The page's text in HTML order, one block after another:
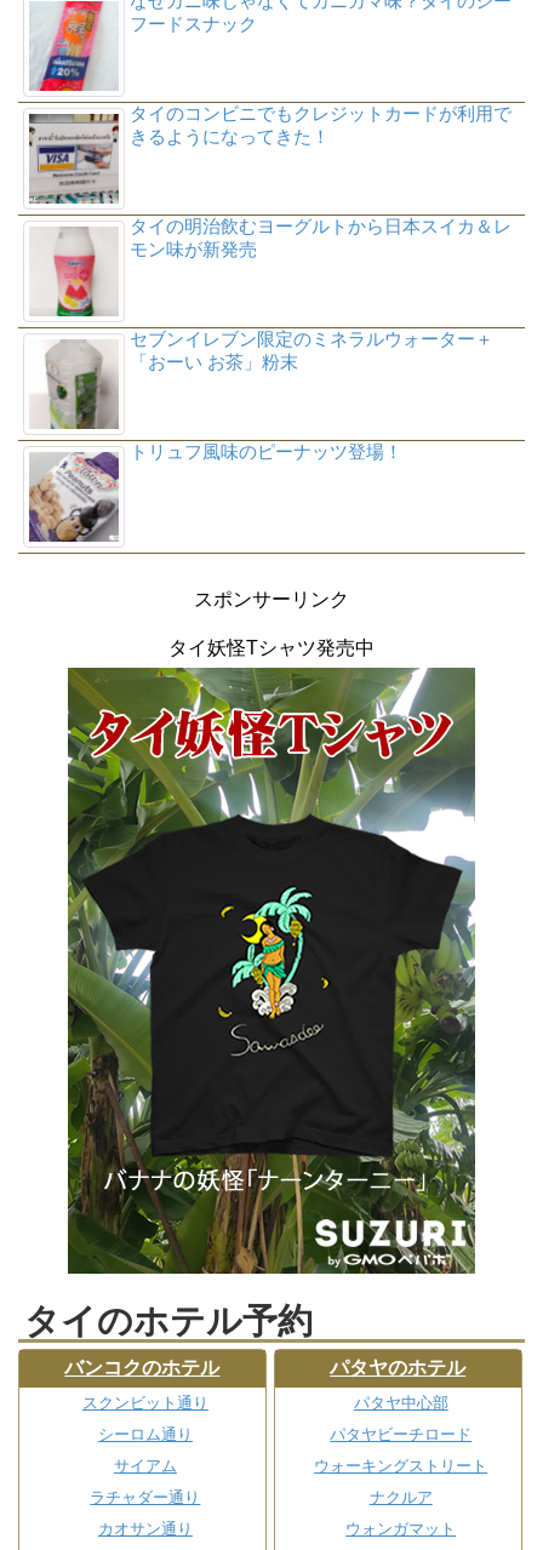
フードスナック
タイのコンビニでもクレジットカードが利用で
きるようになってきた！
タイの明治飲むヨーグルトから日本スイカ＆レ
モン味が新発売
セブンイレブン限定のミネラルウォーター＋
「おーい お茶」粉末
トリュフ風味のピーナッツ登場！
スポンサーリンク
タイ妖怪Tシャツ発売中
タイのホテル予約
バンコクのホテル
スクンビット通り
シーロム通り
サイアム
ラチャダー通り
カオサン通り
パタヤのホテル
パタヤ中心部
パタヤビーチロード
ウォーキングストリート
ナクルア
ウォンガマット